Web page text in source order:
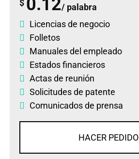
$ 0.12/ palabra
Licencias de negocio
Folletos
Manuales del empleado
Estados financieros
Actas de reunión
Solicitudes de patente
Comunicados de prensa
HACER PEDIDO